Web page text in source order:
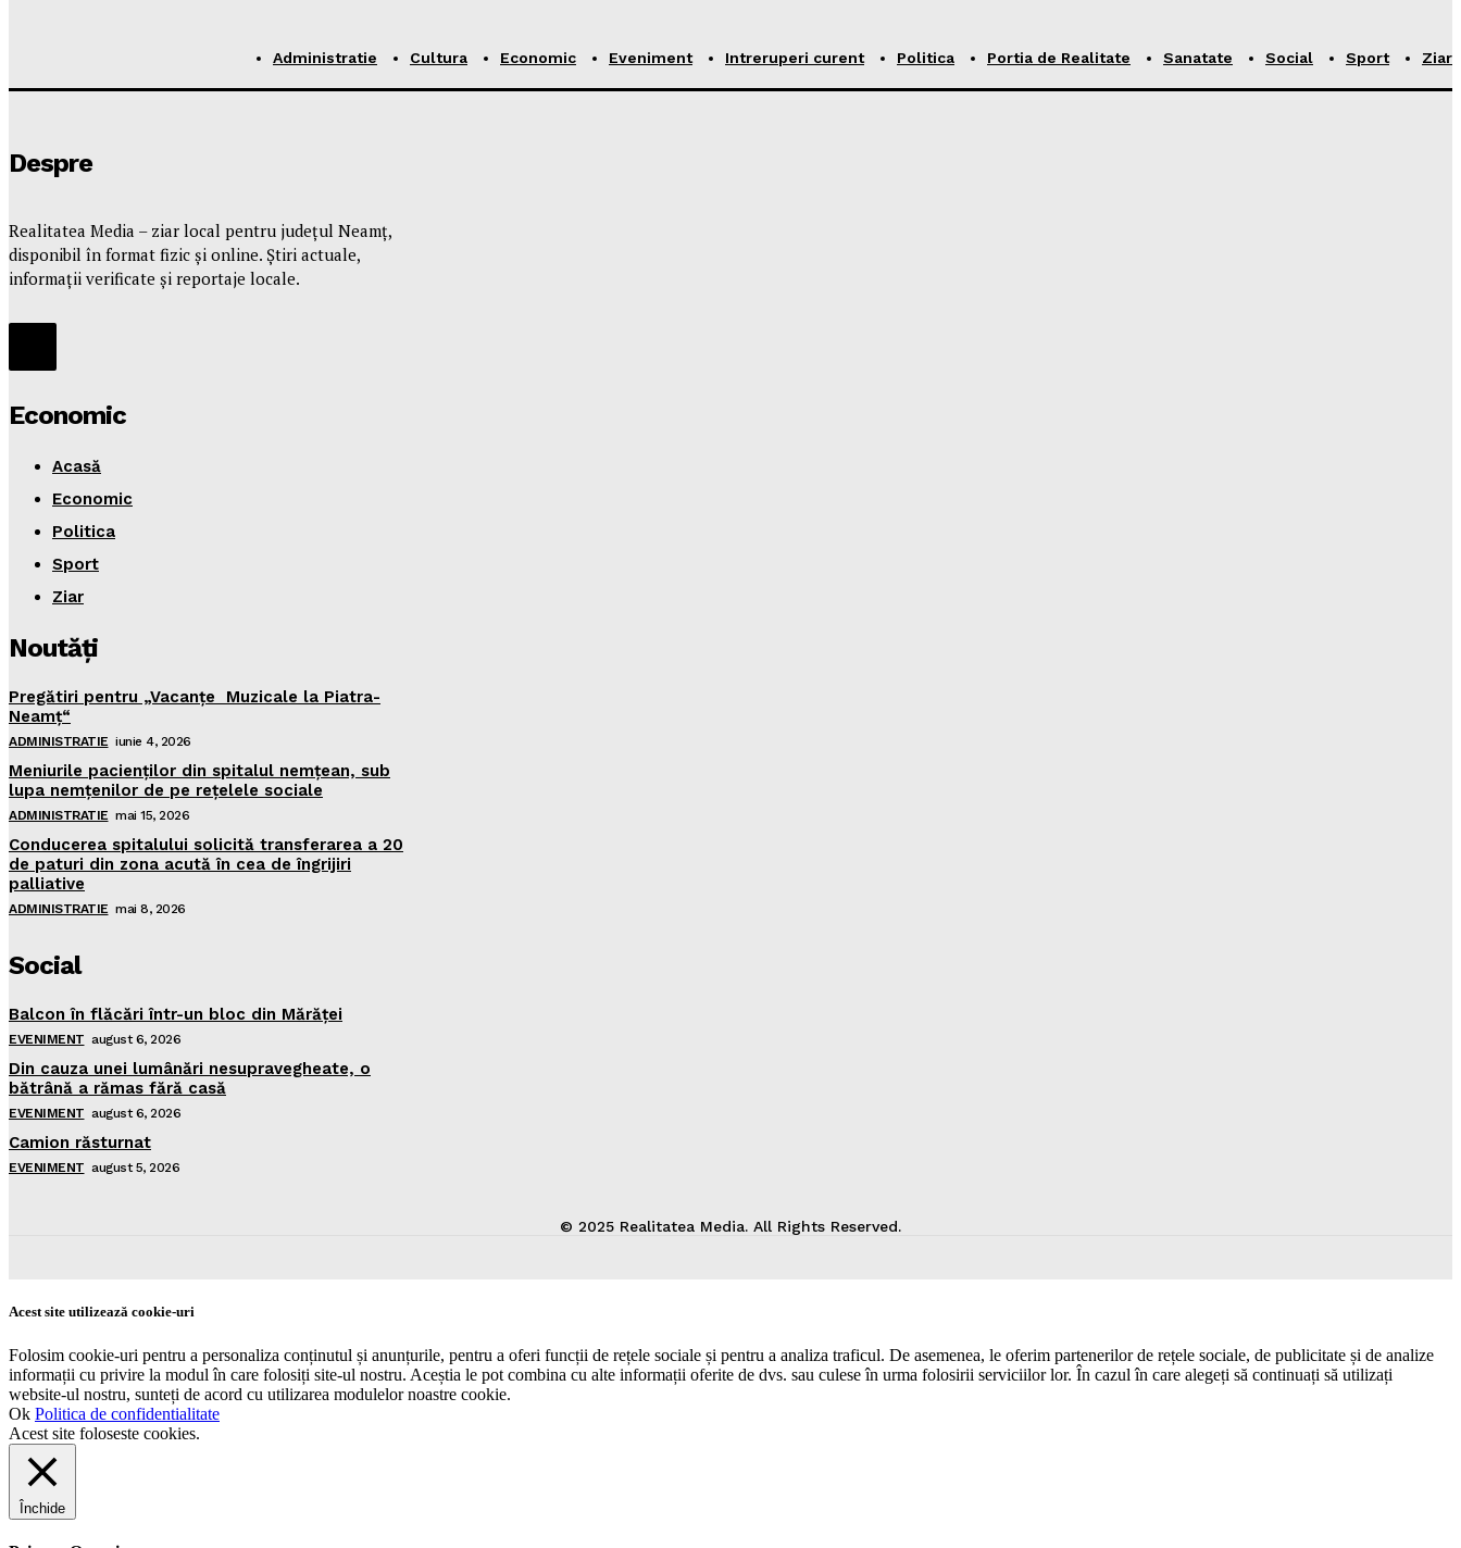
Administratie Cultura Economic Eveniment Intreruperi curent Politica Portia de Realitate Sanatate Social Sport Ziar
Despre
Realitatea Media – ziar local pentru județul Neamț,
disponibil în format fizic și online. Știri actuale,
informații verificate și reportaje locale.
Economic
Acasă
Economic
Politica
Sport
Ziar
Noutăţi
Pregătiri pentru „Vacanţe Muzicale la Piatra-
Neamţ“
ADMINISTRATIE iunie 4, 2026
Meniurile pacienţilor din spitalul nemţean, sub
lupa nemţenilor de pe reţelele sociale
ADMINISTRATIE mai 15, 2026
Conducerea spitalului solicită transferarea a 20
de paturi din zona acută în cea de îngrijiri
palliative
ADMINISTRATIE mai 8, 2026
Social
Balcon în flăcări într-un bloc din Mărăţei
EVENIMENT august 6, 2026
Din cauza unei lumânări nesupravegheate, o
bătrână a rămas fără casă
EVENIMENT august 6, 2026
Camion răsturnat
EVENIMENT august 5, 2026
© 2025 Realitatea Media. All Rights Reserved.
Acest site utilizează cookie-uri
Folosim cookie-uri pentru a personaliza conținutul și anunțurile, pentru a oferi funcții de rețele sociale și pentru a analiza traficul. De asemenea, le oferim partenerilor de rețele sociale, de publicitate și de analize
informații cu privire la modul în care folosiți site-ul nostru. Aceștia le pot combina cu alte informații oferite de dvs. sau culese în urma folosirii serviciilor lor. În cazul în care alegeți să continuați să utilizați
website-ul nostru, sunteți de acord cu utilizarea modulelor noastre cookie.
Ok Politica de confidentialitate
Acest site foloseste cookies.
Închide